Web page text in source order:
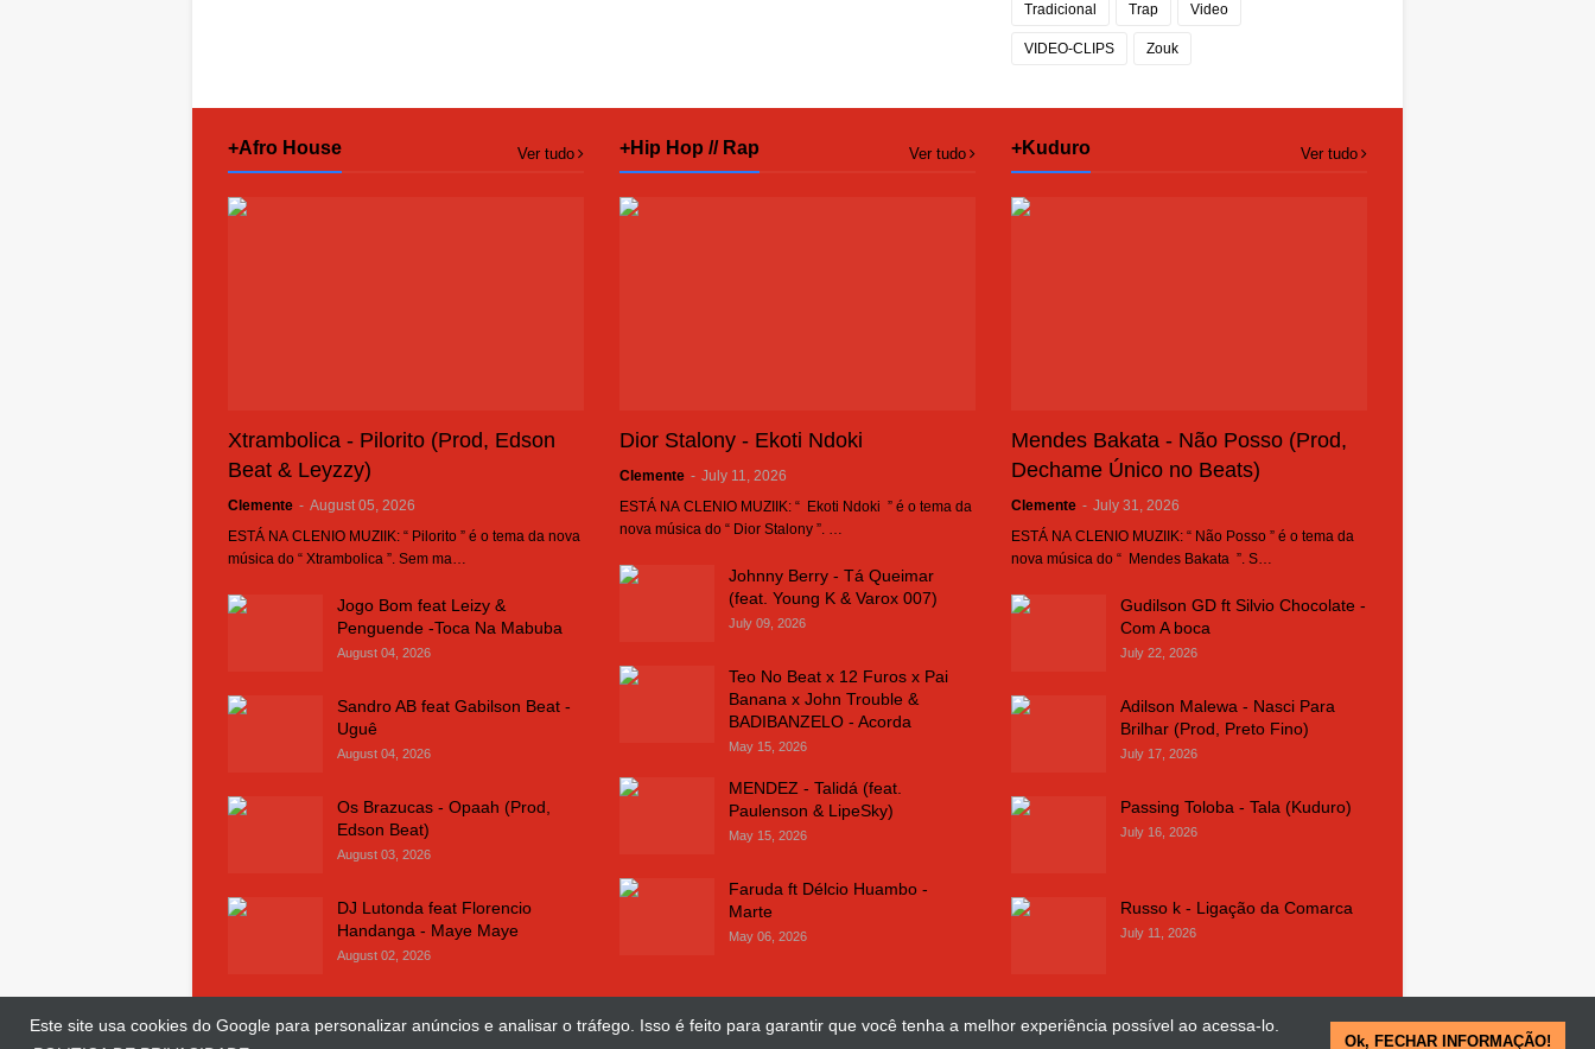
Este site usa cookies do Google para personalizar anúncios e analisar o tráfego. Isso é feito para garantir que você tenha a melhor experiência possível ao acessa-lo.
Ok, FECHAR INFORMAÇÃO!
Tradicional Trap Video
VIDEO-CLIPS Zouk
+Afro House Ver tudo
Xtrambolica - Pilorito (Prod, Edson
Beat & Leyzzy)
Clemente - August 05, 2026
ESTÁ NA CLENIO MUZIIK: “ Pilorito ” é o tema da nova
música do “ Xtrambolica ”. Sem ma…
Jogo Bom feat Leizy &
Penguende -Toca Na Mabuba
August 04, 2026
Sandro AB feat Gabilson Beat -
Uguê
August 04, 2026
Os Brazucas - Opaah (Prod,
Edson Beat)
August 03, 2026
DJ Lutonda feat Florencio
Handanga - Maye Maye
August 02, 2026
+Hip Hop // Rap Ver tudo
Dior Stalony - Ekoti Ndoki
Clemente - July 11, 2026
ESTÁ NA CLENIO MUZIIK: “ Ekoti Ndoki ” é o tema da
nova música do “ Dior Stalony ”. …
Johnny Berry - Tá Queimar
(feat. Young K & Varox 007)
July 09, 2026
Teo No Beat x 12 Furos x Pai
Banana x John Trouble &
BADIBANZELO - Acorda
May 15, 2026
MENDEZ - Talidá (feat.
Paulenson & LipeSky)
May 15, 2026
Faruda ft Délcio Huambo -
Marte
May 06, 2026
+Kuduro Ver tudo
Mendes Bakata - Não Posso (Prod,
Dechame Único no Beats)
Clemente - July 31, 2026
ESTÁ NA CLENIO MUZIIK: “ Não Posso ” é o tema da
nova música do “ Mendes Bakata ”. S…
Gudilson GD ft Silvio Chocolate -
Com A boca
July 22, 2026
Adilson Malewa - Nasci Para
Brilhar (Prod, Preto Fino)
July 17, 2026
Passing Toloba - Tala (Kuduro)
July 16, 2026
Russo k - Ligação da Comarca
July 11, 2026
© Copyright 2018 and 2025 Clenio Muziik| Design WebJosé Chimuco